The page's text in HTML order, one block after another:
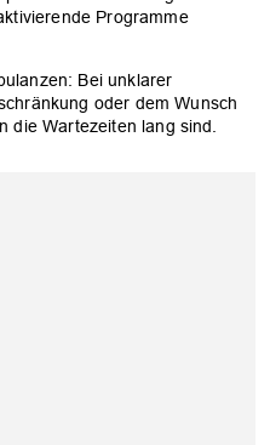
Programme
Bei unklarer
oder dem Wunsch
die Wartezeiten lang sind.